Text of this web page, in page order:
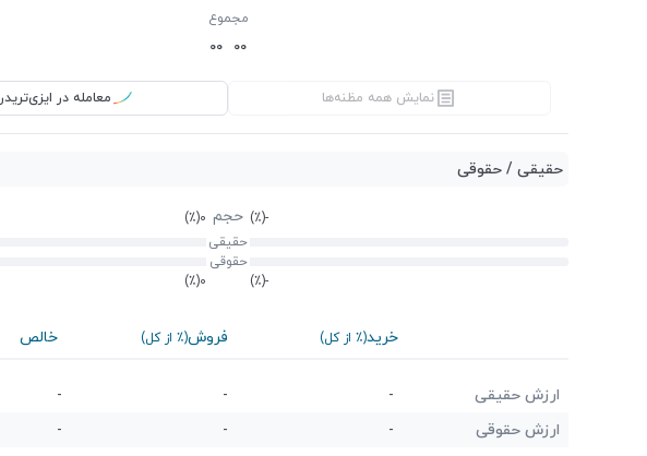
مجموع
0
0
0
0
نمایش همه مظنه‌ها معامله در ایزی‌تریدر
حقیقی / حقوقی
-(٪) حجم 0(٪)
حقیقی
حقوقی
-(٪) 0(٪)
خرید(٪ از کل) فروش(٪ از کل) خالص
ارزش حقیقی -
-
-
ارزش حقوقی
-
-
-